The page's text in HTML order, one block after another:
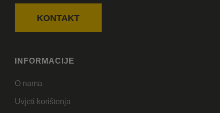
KONTAKT
INFORMACIJE
O nama
Uvjeti korištenja